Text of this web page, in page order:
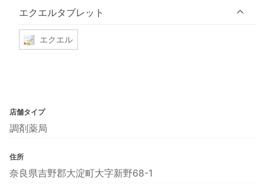
エクエルタブレット
エクエル
店舗タイプ
調剤薬局
住所
奈良県吉野郡大淀町大字新野68-1